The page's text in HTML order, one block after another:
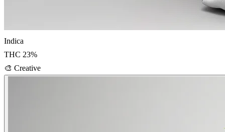
Indica
THC 23%
🎨 Creative